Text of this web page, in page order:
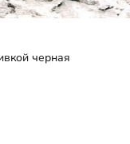
черная